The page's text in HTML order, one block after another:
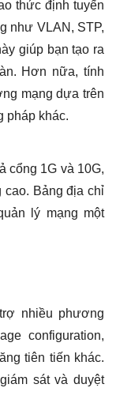
thức định tuyến
như VLAN, STP,
giúp bạn tạo ra
Hơn nữa, tính
mạng dựa trên
pháp khác.
cổng 1G và 10G,
cao. Bảng địa chỉ
lý mạng một
nhiều phương
configuration,
tiên tiến khác.
sát và duyệt